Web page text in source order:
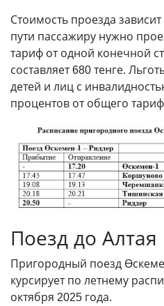
Стоимость проезда зависит
пути пассажиру нужно
тариф от одной конечной
составляет 680 тенге.
детей и лиц с
процентов от общего
Поезд до Алтая
Пригородный поезд
курсирует по летнему
октября 2025 года.